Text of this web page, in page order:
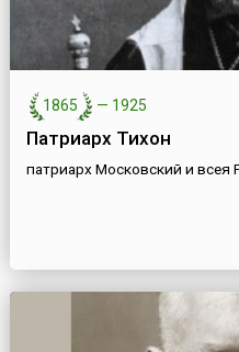
1865 — 1925
Патриарх Тихон
патриарх Московский и всея